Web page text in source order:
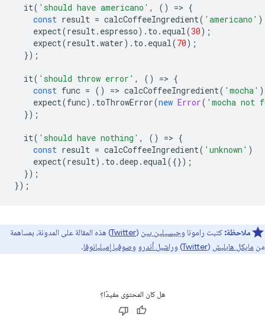
it( 'should have americano' , () => {
const result = calcCoffeeIngredient( 'americano'
expect(result. espresso). to . equal(30);
expect(result.water). to . equal(70);
});
it( 'should throw error' , () => {
const func = () => calcCoffeeIngredient( 'mocha'
expect(func). toThrowError(new Error( 'mocha not
});
it( 'should have nothing' , () => {
const result = calcCoffeeIngredient( 'unknown' )
expect(result). to .deep . equal({});
});
});
ملاحظة: كتبت رامونا وجيسيلين يين (
Twitter) هذه المقالة على المدونة، بمساهمة
من مايكل هابليش (
Twitter) وراشيل أندرو وصوفيا إميليانوفا.
هل كان المحتوى مفيدًا؟